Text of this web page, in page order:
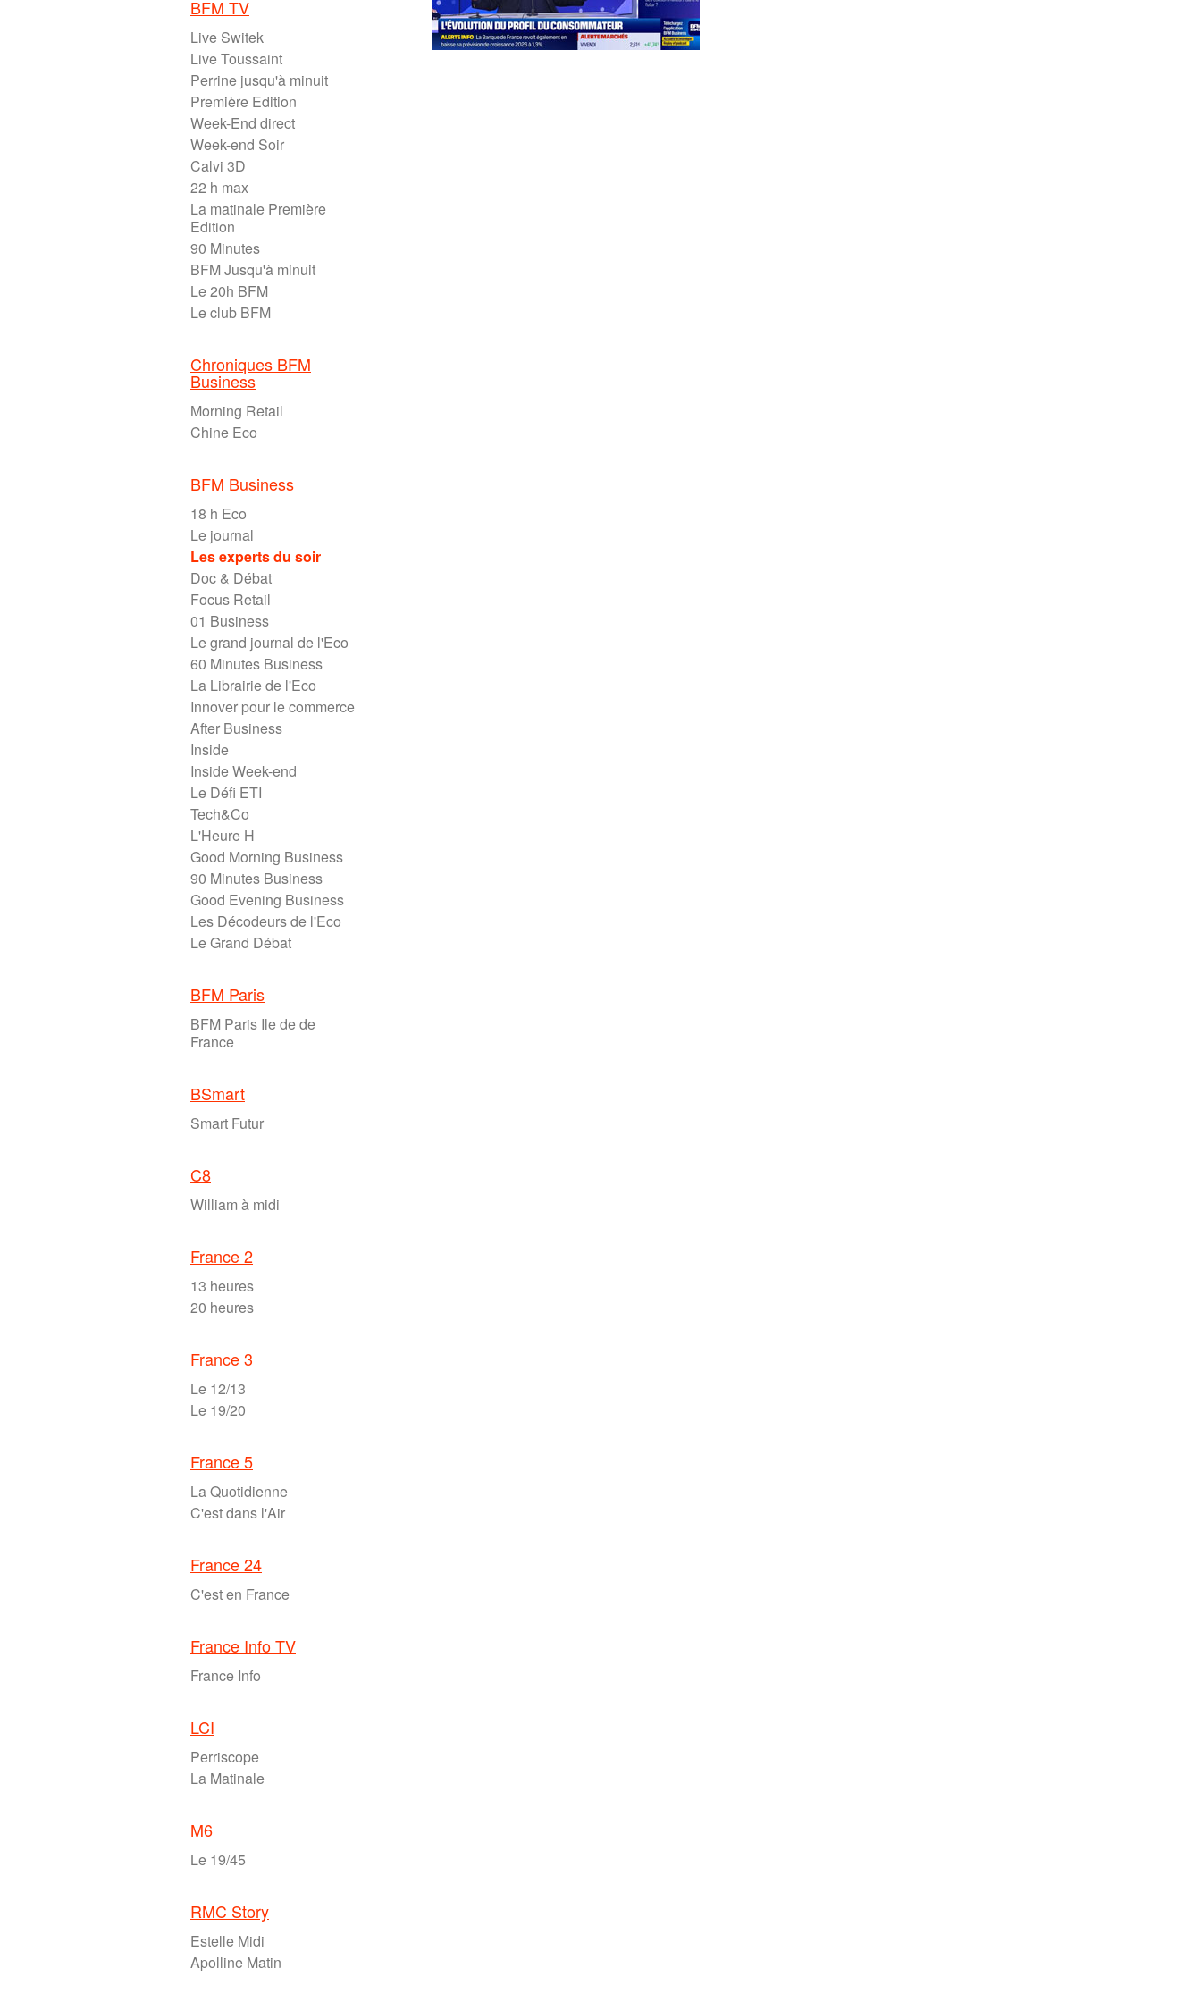
BFM TV
Live Switek
Live Toussaint
Perrine jusqu'à minuit
Première Edition
Week-End direct
Week-end Soir
Calvi 3D
22 h max
La matinale Première
Edition
90 Minutes
BFM Jusqu'à minuit
Le 20h BFM
Le club BFM
Chroniques BFM
Business
Morning Retail
Chine Eco
BFM Business
18 h Eco
Le journal
Les experts du soir
Doc & Débat
Focus Retail
01 Business
Le grand journal de l'Eco
60 Minutes Business
La Librairie de l'Eco
Innover pour le commerce
After Business
Inside
Inside Week-end
Le Défi ETI
Tech&Co
L'Heure H
Good Morning Business
90 Minutes Business
Good Evening Business
Les Décodeurs de l'Eco
Le Grand Débat
BFM Paris
BFM Paris Ile de de
France
BSmart
Smart Futur
C8
William à midi
France 2
13 heures
20 heures
France 3
Le 12/13
Le 19/20
France 5
La Quotidienne
C'est dans l'Air
France 24
C'est en France
France Info TV
France Info
LCI
Perriscope
La Matinale
M6
Le 19/45
RMC Story
Estelle Midi
Apolline Matin